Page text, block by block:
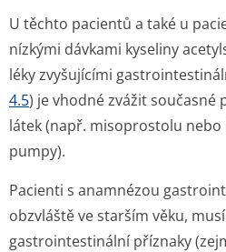
U těchto pacientů a také u
nízkými dávkami kyseliny
léky zvyšujícími
4.5) je vhodné zvážit
látek (např. misoprostolu
pumpy).
Pacienti s anamnézou
obzvláště ve starším věku,
gastrointestinální příznaky